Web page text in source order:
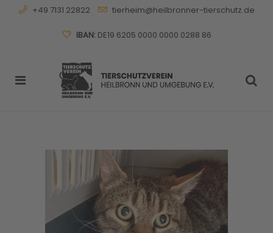
+49 7131 22822 tierheim@heilbronner-tierschutz.de
IBAN:DE19 6205 0000 0000 0288 86